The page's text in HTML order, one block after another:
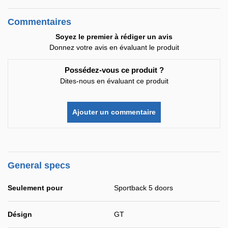
Commentaires
Soyez le premier à rédiger un avis
Donnez votre avis en évaluant le produit
Possédez-vous ce produit ?
Dites-nous en évaluant ce produit
Ajouter un commentaire
General specs
Seulement pour Sportback 5 doors
Désign GT